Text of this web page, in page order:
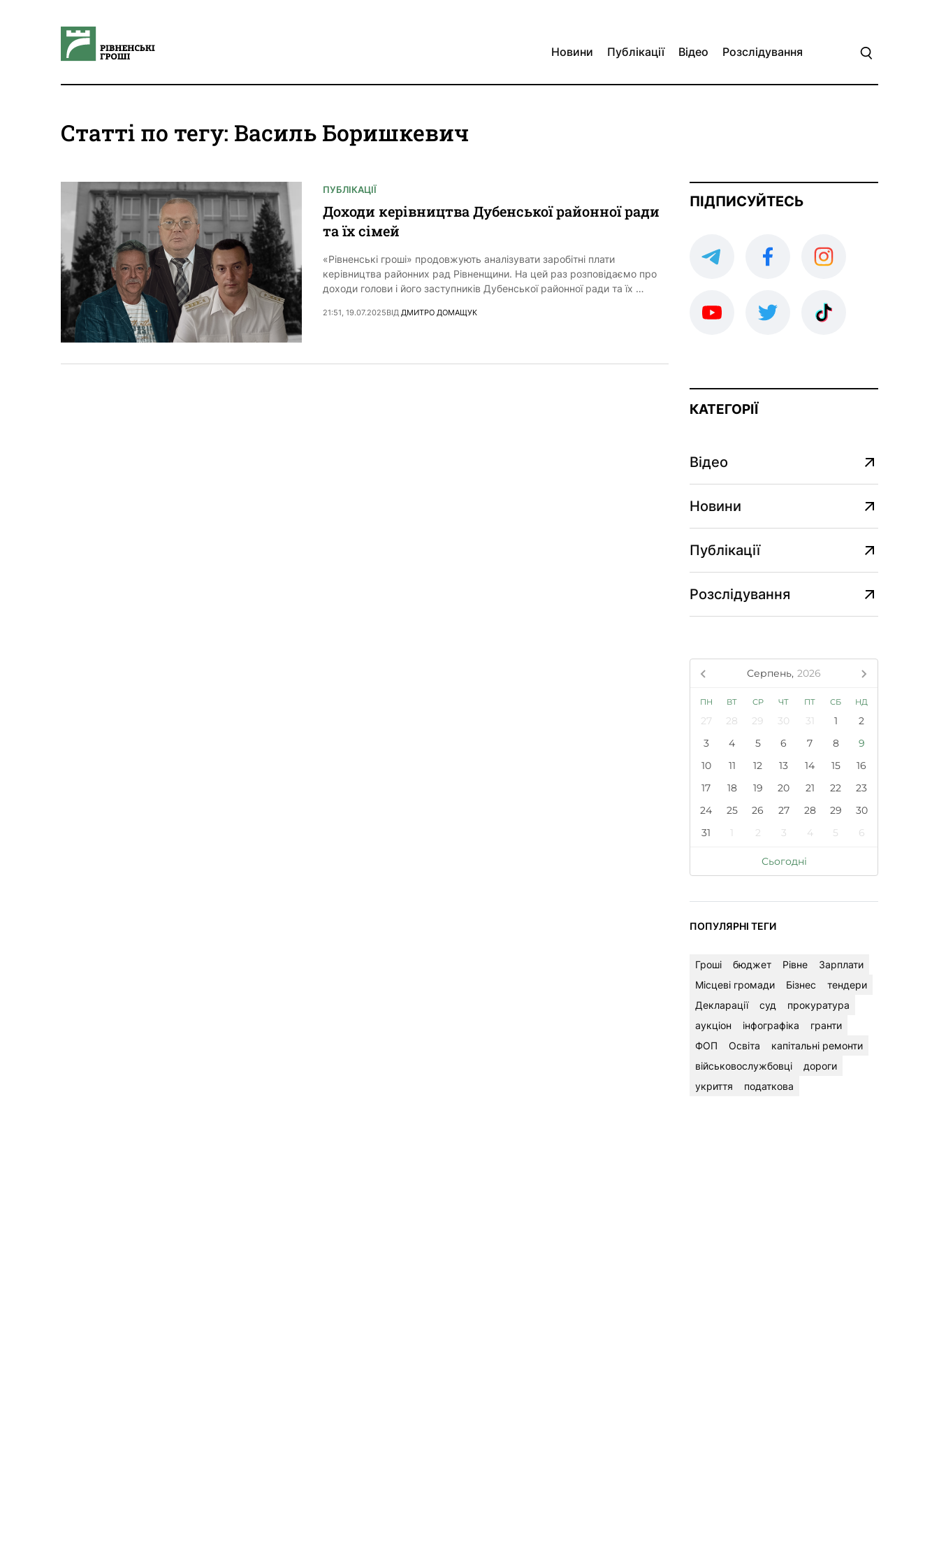
Новини Публікації Відео Розслідування
Статті по тегу: Василь Боришкевич
ПУБЛІКАЦІЇ
Доходи керівництва Дубенської районної ради
та їх сімей
«Рівненські гроші» продовжують аналізувати заробітні плати
керівництва районних рад Рівненщини. На цей раз розповідаємо про
доходи голови і його заступників Дубенської районної ради та їх …
21:51, 19.07.2025ВІД ДМИТРО ДОМАЩУК
ПІДПИСУЙТЕСЬ
КАТЕГОРІЇ
Відео
Новини
Публікації
Розслідування
Серпень, 2026
ПН ВТ СР ЧТ ПТ СБ НД
27 28 29 30 31 1
2
3
4 5 6 7 8
9
10
11 12 13 14 15
16
17
18 19 20 21 22
23
24
25 26 27 28 29
30
31
1 2 3 4 5 6
Сьогодні
ПОПУЛЯРНІ ТЕГИ
Гроші бюджет Рівне
Зарплати
Місцеві громади
Бізнес
тендери
Декларації
суд
прокуратура
аукціон
інфографіка
гранти
ФОП
Освіта
капітальні ремонти
військовослужбовці
дороги
укриття
податкова